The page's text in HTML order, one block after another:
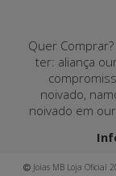
Quer
ter: aliança
noivado,
noivado em
Joias MB Loja Oficial